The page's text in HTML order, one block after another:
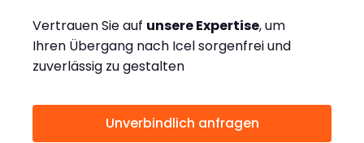
Vertrauen Sie auf unsere Expertise, um
Ihren Übergang nach Icel sorgenfrei und
zuverlässig zu gestalten
Unverbindlich anfragen